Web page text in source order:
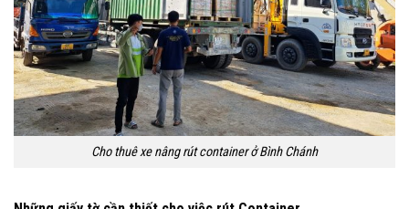
Cho thuê xe nâng rút container ở Bình Chánh